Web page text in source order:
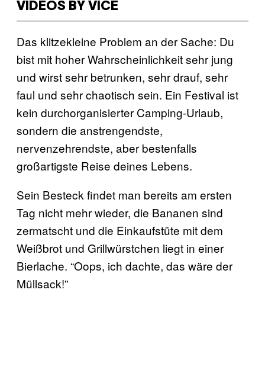
VIDEOS BY VICE
Das klitzekleine Problem an der Sache: Du
bist mit hoher Wahrscheinlichkeit sehr jung
und wirst sehr betrunken, sehr drauf, sehr
faul und sehr chaotisch sein. Ein Festival ist
kein durchorganisierter Camping-Urlaub,
sondern die anstrengendste,
nervenzehrendste, aber bestenfalls
großartigste Reise deines Lebens.
Sein Besteck findet man bereits am ersten
Tag nicht mehr wieder, die Bananen sind
zermatscht und die Einkaufstüte mit dem
Weißbrot und Grillwürstchen liegt in einer
Bierlache. “Oops, ich dachte, das wäre der
Müllsack!”